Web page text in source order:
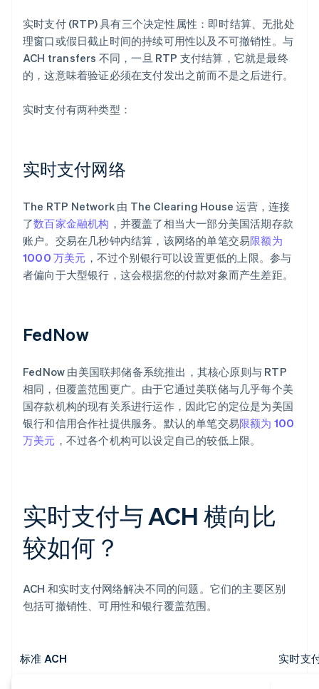
实时支付 (RTP) 具有三个决定性属性：即时结算、无批处
理窗口或假日截止时间的持续可用性以及不可撤销性。与
ACH transfers 不同，一旦 RTP 支付结算，它就是最终
的，这意味着验证必须在支付发出之前而不是之后进行。
实时支付有两种类型：
实时支付网络
The RTP Network 由 The Clearing House 运营，连接
了数百家金融机构 ，并覆盖了相当大一部分美国活期存款
账户。交易在几秒钟内结算，该网络的单笔交易限额为
1000 万美元 ，不过个别银行可以设置更低的上限。参与
者偏向于大型银行，这会根据您的付款对象而产生差距。
FedNow
FedNow 由美国联邦储备系统推出，其核心原则与 RTP
相同，但覆盖范围更广。由于它通过美联储与几乎每个美
国存款机构的现有关系进行运作，因此它的定位是为美国
银行和信用合作社提供服务。默认的单笔交易限额为 100
万美元 ，不过各个机构可以设定自己的较低上限。
实时支付与 ACH 横向比
较如何？
ACH 和实时支付网络解决不同的问题。它们的主要区别
包括可撤销性、可用性和银行覆盖范围。
标准 ACH 实时支